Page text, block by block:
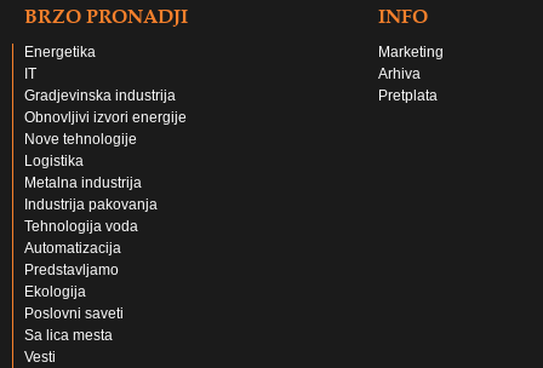
BRZO PRONADJI
Energetika
IT
Gradjevinska industrija
Obnovljivi izvori energije
Nove tehnologije
Logistika
Metalna industrija
Industrija pakovanja
Tehnologija voda
Automatizacija
Predstavljamo
Ekologija
Poslovni saveti
Sa lica mesta
Vesti
INFO
Marketing
Arhiva
Pretplata